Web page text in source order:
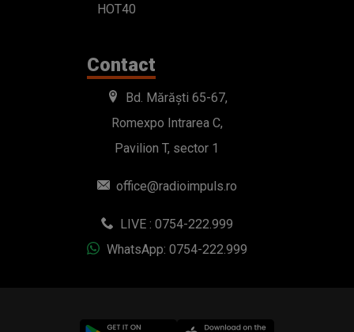
HOT40
Contact
Bd. Mărăști 65-67,
Romexpo Intrarea C,
Pavilion T, sector 1
office@radioimpuls.ro
LIVE : 0754-222.999
WhatsApp: 0754-222.999